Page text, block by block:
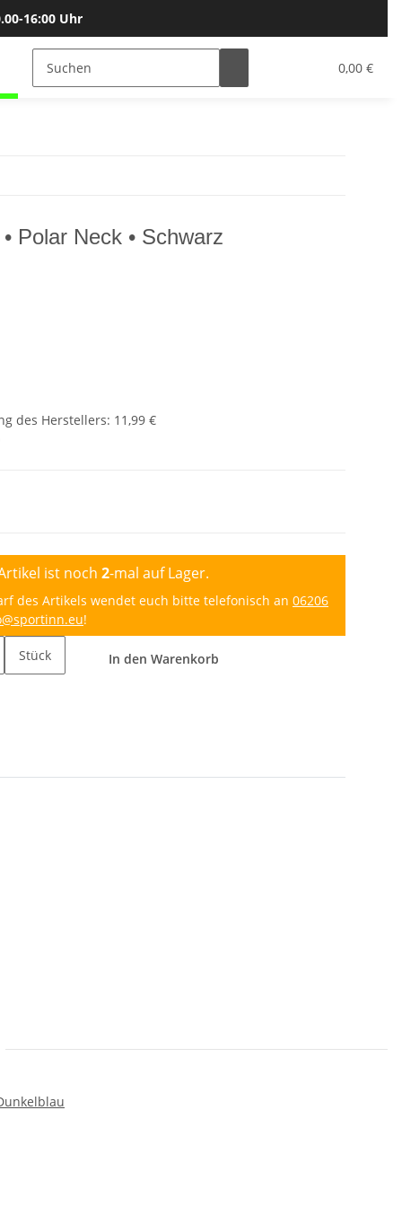
16:00 Uhr
0,00 €
Bälle Gutscheine
Polar Neck • Schwarz
des Herstellers: 11,99 €
ist noch 2-mal auf Lager.
des Artikels wendet euch bitte telefonisch an 06206
!
Stück In den Warenkorb